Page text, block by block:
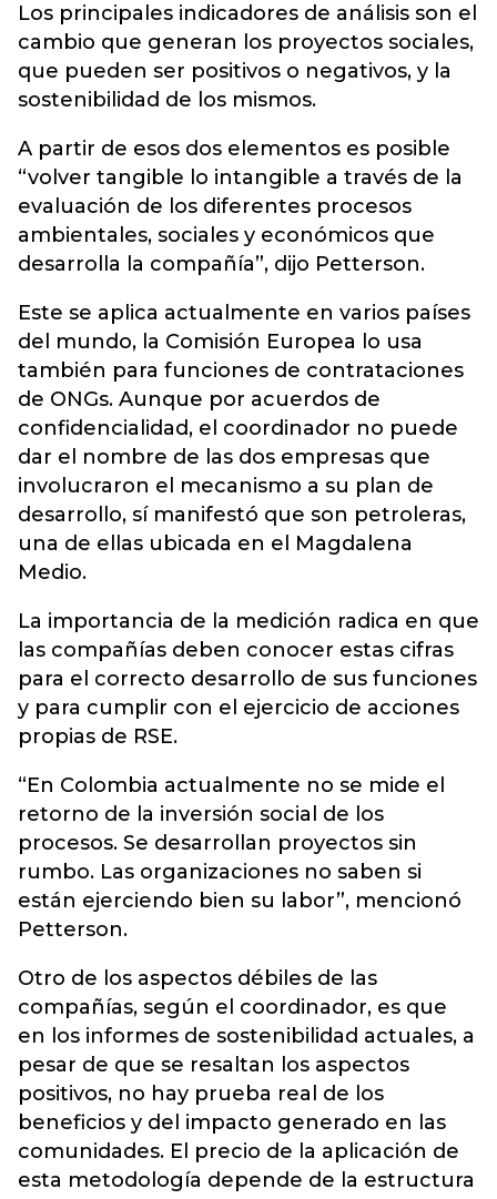
Los principales indicadores de análisis son el
cambio que generan los proyectos sociales,
que pueden ser positivos o negativos, y la
sostenibilidad de los mismos.
A partir de esos dos elementos es posible
“volver tangible lo intangible a través de la
evaluación de los diferentes procesos
ambientales, sociales y económicos que
desarrolla la compañía”, dijo Petterson.
Este se aplica actualmente en varios países
del mundo, la Comisión Europea lo usa
también para funciones de contrataciones
de ONGs. Aunque por acuerdos de
confidencialidad, el coordinador no puede
dar el nombre de las dos empresas que
involucraron el mecanismo a su plan de
desarrollo, sí manifestó que son petroleras,
una de ellas ubicada en el Magdalena
Medio.
La importancia de la medición radica en que
las compañías deben conocer estas cifras
para el correcto desarrollo de sus funciones
y para cumplir con el ejercicio de acciones
propias de RSE.
“En Colombia actualmente no se mide el
retorno de la inversión social de los
procesos. Se desarrollan proyectos sin
rumbo. Las organizaciones no saben si
están ejerciendo bien su labor”, mencionó
Petterson.
Otro de los aspectos débiles de las
compañías, según el coordinador, es que
en los informes de sostenibilidad actuales, a
pesar de que se resaltan los aspectos
positivos, no hay prueba real de los
beneficios y del impacto generado en las
comunidades. El precio de la aplicación de
esta metodología depende de la estructura